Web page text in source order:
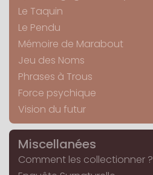
Le Taquin
Le Pendu
Mémoire de Marabout
Jeu des Noms
Phrases à Trous
Force psychique
Vision du futur
Miscellanées
Comment les collectionner ?